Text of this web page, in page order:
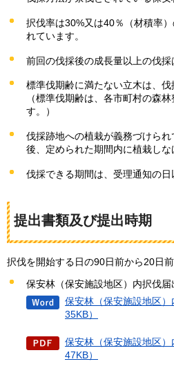
択伐率は30%又は40％（材積率
れています。
前回の伐採後の成長量以上の伐採
標準伐期齢に満たない立木は、伐
（標準伐期齢は、各市町村の森
す。）
伐採跡地への植栽が義務づけら
後、定められた期間内に植栽しな
伐採できる期間は、受理通知の日
提出書類及び提出時期
択伐を開始する日の90日前から20日
保安林（保安施設地区）内択伐届
保安林（保安施設地区）
35KB）
保安林（保安施設地区）
47KB）